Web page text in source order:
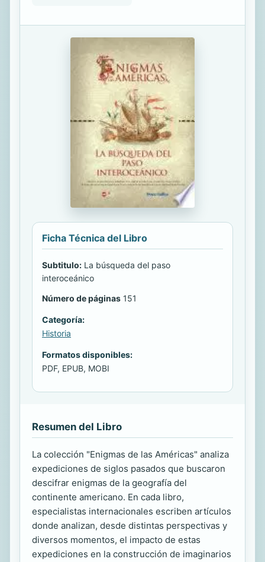
Ficha Técnica del Libro
Subtitulo: La búsqueda del paso
interoceánico
Número de páginas 151
Categoría:
Historia
Formatos disponibles:
PDF, EPUB, MOBI
Resumen del Libro
La colección "Enigmas de las Américas" analiza
expediciones de siglos pasados que buscaron
descifrar enigmas de la geografía del
continente americano. En cada libro,
especialistas internacionales escriben artículos
donde analizan, desde distintas perspectivas y
diversos momentos, el impacto de estas
expediciones en la construcción de imaginarios